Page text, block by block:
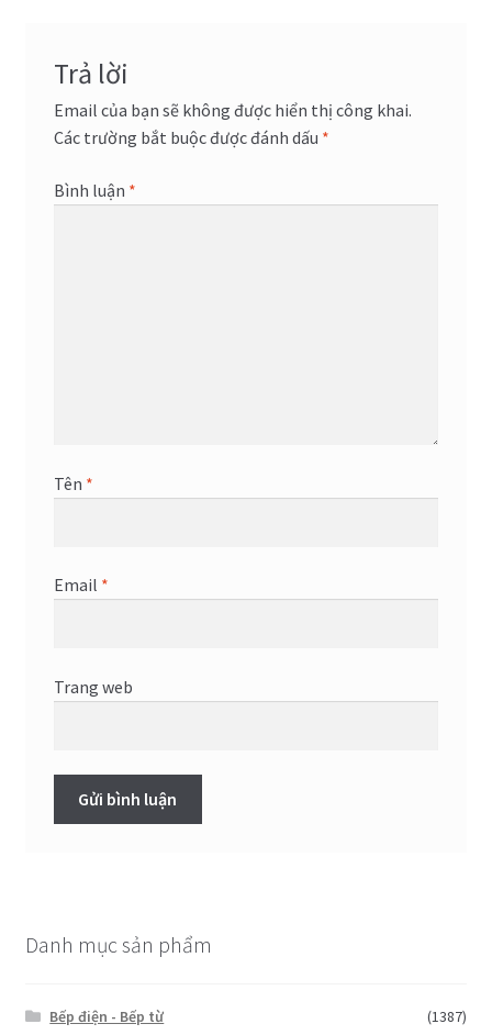
Trả lời
Email của bạn sẽ không được hiển thị công khai.
Các trường bắt buộc được đánh dấu *
Bình luận *
Tên *
Email *
Trang web
Danh mục sản phẩm
Bếp điện - Bếp từ
(1387)